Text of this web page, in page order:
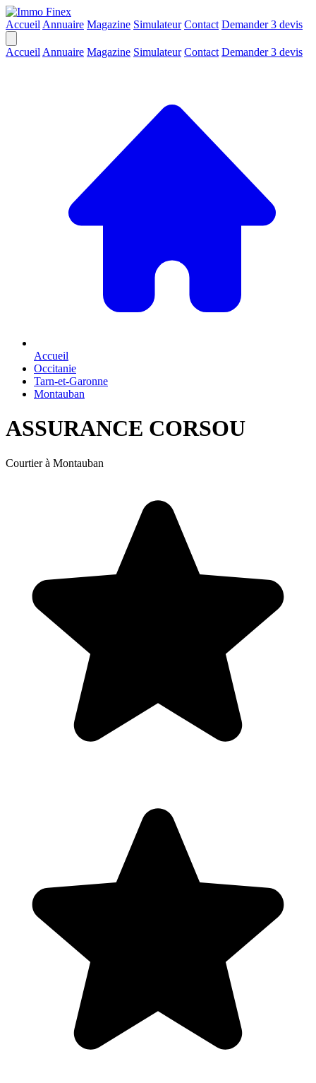
Accueil Annuaire Magazine Simulateur Contact Demander 3 devis
Accueil Annuaire Magazine Simulateur Contact Demander 3 devis
Accueil
Occitanie
Tarn-et-Garonne
Montauban
ASSURANCE CORSOU
Courtier à Montauban